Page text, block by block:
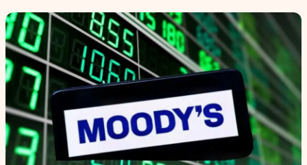
Investavimas
Akcijų rinka
Saulės elektrinės
Kriptovaliutos
Infliacija
Migracija
Nedarbo išmokos
Indėliai
Indėlių skaičiuoklė
Būsto finansai
Įdomios naujienos